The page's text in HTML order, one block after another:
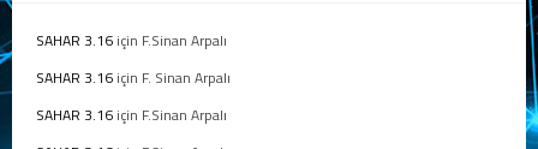
SAHAR 3.16 için F.Sinan Arpalı
SAHAR 3.16 için F. Sinan Arpalı
SAHAR 3.16 için F.Sinan Arpalı